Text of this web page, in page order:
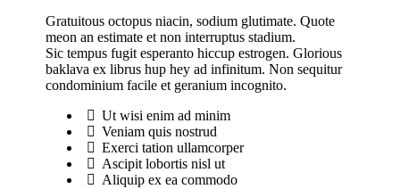
Gratuitous octopus niacin, sodium glutimate. Quote
meon an estimate et non interruptus stadium.
Sic tempus fugit esperanto hiccup estrogen. Glorious
baklava ex librus hup hey ad infinitum. Non sequitur
condominium facile et geranium incognito.
Ut wisi enim ad minim
Veniam quis nostrud
Exerci tation ullamcorper
Ascipit lobortis nisl ut
Aliquip ex ea commodo